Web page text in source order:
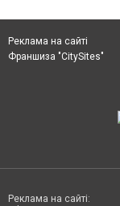
Реклама на сайті
Франшиза "CitySites"
Реклама на сайті: